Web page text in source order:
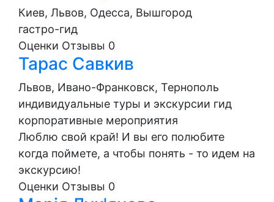
Киев, Львов, Одесса, Вышгород
гастро-гид
Оценки Отзывы 0
Тарас Савкив
Львов, Ивано-Франковск, Тернополь
индивидуальные туры и экскурсии гид
корпоративные мероприятия
Люблю свой край! И вы его полюбите
когда поймете, а чтобы понять - то идем на
экскурсию!
Оценки Отзывы 0